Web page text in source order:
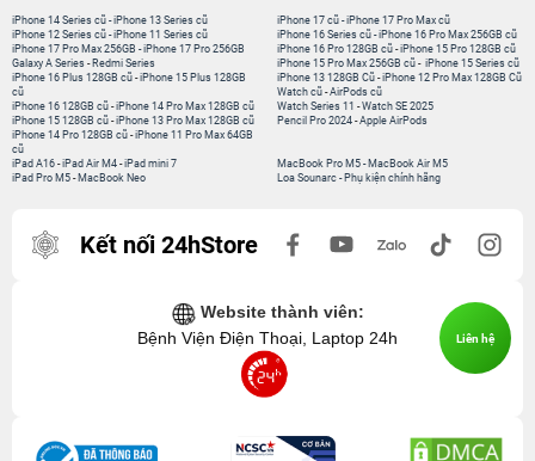
iPhone 14 Series cũ -iPhone 13 Series cũ
iPhone 12 Series cũ -iPhone 11 Series cũ
iPhone 17 Pro Max 256GB -iPhone 17 Pro 256GB
Galaxy A Series - Redmi Series
iPhone 17 cũ-iPhone 17 Pro Max cũ
iPhone 16 Series cũ- iPhone 16 Pro Max 256GB cũ
iPhone 16 Pro 128GB cũ-iPhone 15 Pro 128GB cũ
iPhone 15 Pro Max 256GB cũ- iPhone 15 Series cũ
iPhone 16 Plus 128GB cũ -iPhone 15 Plus 128GB
cũ
iPhone 16 128GB cũ -iPhone 14 Pro Max 128GB cũ
iPhone 15 128GB cũ -iPhone 13 Pro Max 128GB cũ
iPhone 14 Pro 128GB cũ -iPhone 11 Pro Max 64GB
cũ
iPhone 13 128GB Cũ-iPhone 12 Pro Max 128GB Cũ
Watch cũ-AirPods cũ
Watch Series 11 -Watch SE 2025
Pencil Pro 2024-Apple AirPods
iPad A16 -iPad Air M4 -iPad mini 7
iPad Pro M5 - MacBook Neo
MacBook Pro M5- MacBook Air M5
Loa Sounarc- Phụ kiện chính hãng
Kết nối 24hStore
Website thành viên:
Bệnh Viện Điện Thoại, Laptop 24h
Liên hệ